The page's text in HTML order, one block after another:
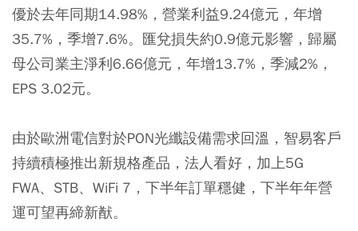
優於去年同期14.98%，營業利益9.24億元，年增
35.7%，季增7.6%。匯兌損失約0.9億元影響，歸屬
母公司業主淨利6.66億元，年增13.7%，季減2%，
EPS 3.02元。
由於歐洲電信對於PON光纖設備需求回溫，智易客戶
持續積極推出新規格產品，法人看好，加上5G
FWA、STB、WiFi 7，下半年訂單穩健，下半年年營
運可望再締新猷。